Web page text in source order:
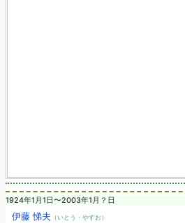
1924年1月1日〜2003年1月？日
伊藤 悌夫 （いとう・やすお）